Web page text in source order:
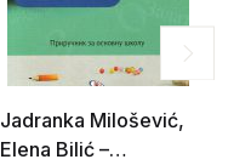
Jadranka Milošević,
Elena Bilić –